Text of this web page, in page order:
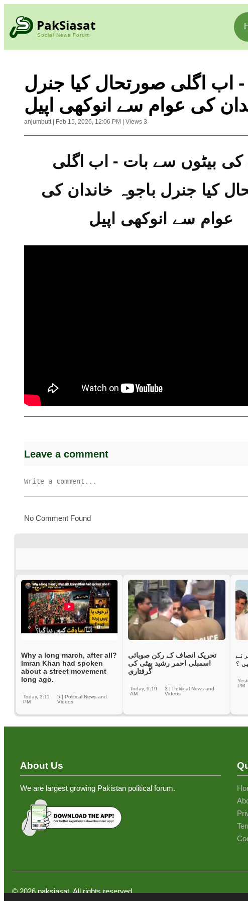
PakSiasat
Social News Forum
اب اگلی صورتحال کیا جنرل
کی عوام سے انوکھی اپیل
anjumbutt| Feb 15, 2026, 12:06 PM Views 3
عوام سے انوکھی اپیل
Leave a comment
No Comment Found
Why a long march, after all?
Imran Khan had spoken
about a street movement
long ago.
5 |Political News and
Videos
Today, 3:11
PM
تحریک انصاف کے رکن صوبائی
اسمبلی احمر رشید بھٹی کی
گرفتاری
3 | Political News and
Videos
Today, 9:19
AM
؟
PM
About Us
We are largest growing Pakistan political forum.
©2026paksiasat. All rights reserved.